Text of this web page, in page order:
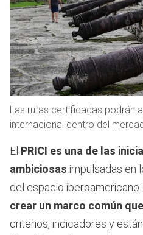
Las rutas certificadas podrán
internacional dentro del
El PRICI es una de las
ambiciosas impulsadas en
del espacio iberoamericano.
crear un marco común
criterios, indicadores y